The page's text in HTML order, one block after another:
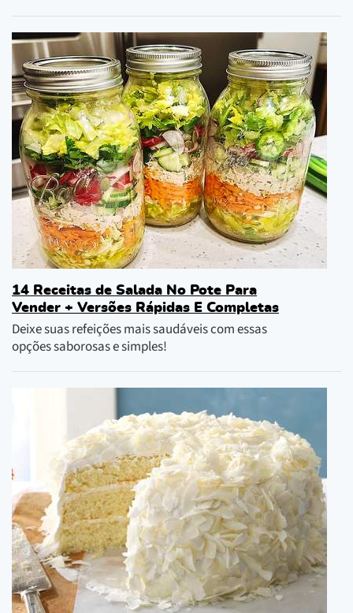
14 Receitas de Salada No Pote Para
Vender + Versões Rápidas E Completas
Deixe suas refeições mais saudáveis com essas
opções saborosas e simples!